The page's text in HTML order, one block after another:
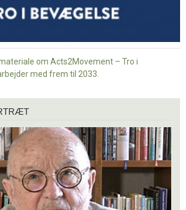
om Acts2Movement – Tro i
med frem til 2033.